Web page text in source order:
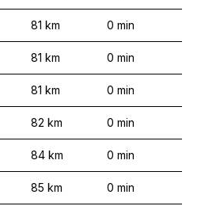
81 km 0 min
81 km 0 min
81 km 0 min
82 km 0 min
84 km 0 min
85 km 0 min